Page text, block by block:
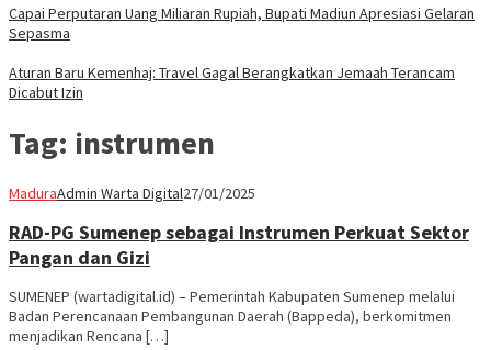
Capai Perputaran Uang Miliaran Rupiah, Bupati Madiun Apresiasi Gelaran
Sepasma
Aturan Baru Kemenhaj: Travel Gagal Berangkatkan Jemaah Terancam
Dicabut Izin
Tag: instrumen
MaduraAdmin Warta Digital27/01/2025
RAD-PG Sumenep sebagai Instrumen Perkuat Sektor
Pangan dan Gizi
SUMENEP (wartadigital.id) – Pemerintah Kabupaten Sumenep melalui
Badan Perencanaan Pembangunan Daerah (Bappeda), berkomitmen
menjadikan Rencana […]